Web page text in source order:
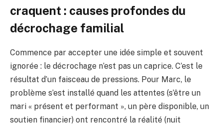
craquent : causes profondes du
décrochage familial
Commence par accepter une idée simple et souvent
ignorée : le décrochage n’est pas un caprice. C’est le
résultat d’un faisceau de pressions. Pour Marc, le
problème s’est installé quand les attentes (s’être un
mari « présent et performant », un père disponible, un
soutien financier) ont rencontré la réalité (nuit